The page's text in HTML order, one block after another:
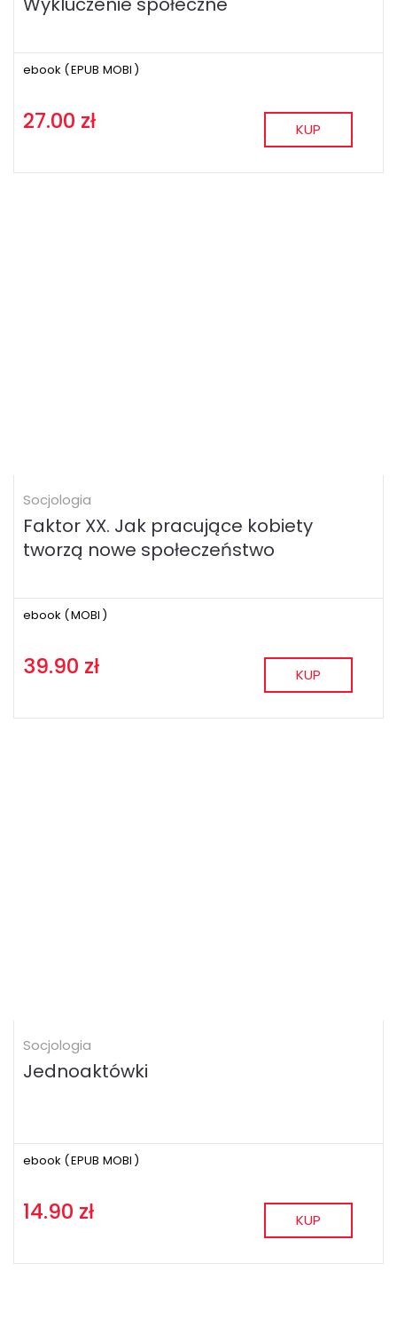
ebook (EPUB MOBI )
27.00 zł KUP
Socjologia
Faktor XX. Jak pracujące kobiety
tworzą nowe społeczeństwo
ebook (MOBI )
39.90 zł KUP
Socjologia
Jednoaktówki
ebook (EPUB MOBI )
14.90 zł KUP